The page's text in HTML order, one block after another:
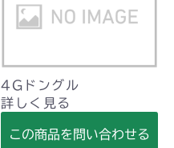
4Gドングル
詳しく見る
この商品を問い合わせる